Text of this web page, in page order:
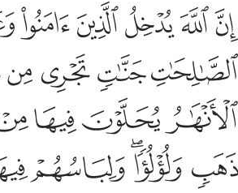
ان الله يدخل الذين امنوا وعملوا الصالحات
إِنَّ ٱللَّهَ يُدْخِلُ ٱلَّذِينَ ءَامَنُوا۟ وَعَمِلُوا۟
ﲼﲽﲾﲿﳀ
ﳂﳃﳄﳅ
ﳇﳈﳉ
ﳍ ﳎﳏﳐ